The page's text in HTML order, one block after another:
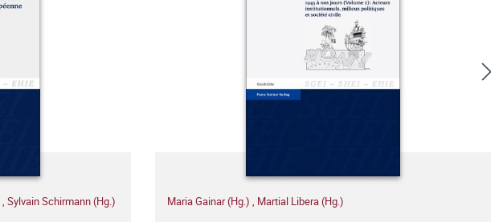
, Sylvain Schirmann (Hg.) Maria Gainar (Hg.) , Martial Libera (Hg.)